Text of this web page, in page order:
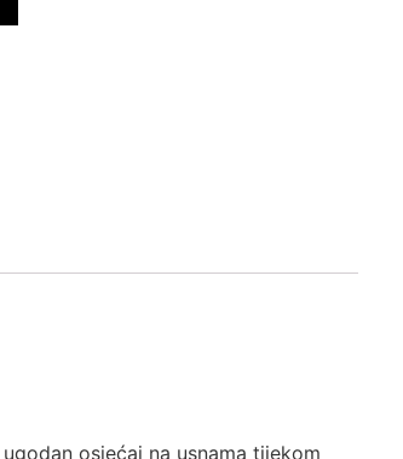
osjećaj na usnama tijekom